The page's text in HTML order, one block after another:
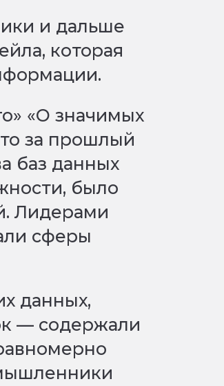
и дальше
которая
«О значимых
за прошлый
баз данных
было
Лидерами
сферы
данных,
— содержали